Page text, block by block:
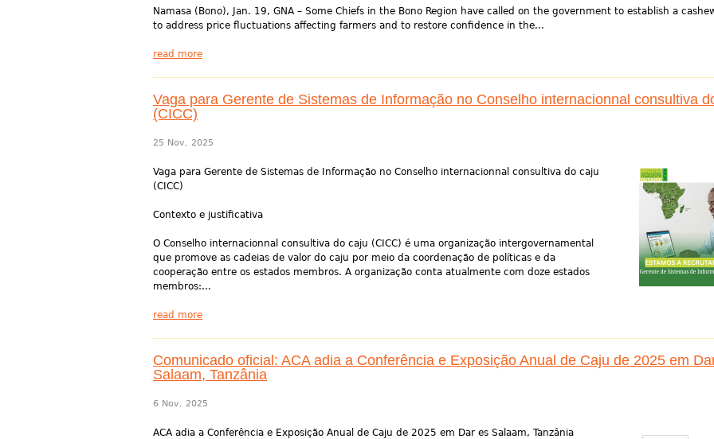
Namasa (Bono), Jan. 19, GNA – Some Chiefs in the Bono Region have called on the government to establish a
to address price fluctuations affecting farmers and to restore confidence in the...
read more
Vaga para Gerente de Sistemas de Informação no Conselho internacionnal consultiva
(CICC)
25 Nov, 2025
Vaga para Gerente de Sistemas de Informação no Conselho internacionnal consultiva do caju
(CICC)
Contexto e justificativa
O Conselho internacionnal consultiva do caju (CICC) é uma organização intergovernamental
que promove as cadeias de valor do caju por meio da coordenação de políticas e da
cooperação entre os estados membros. A organização conta atualmente com doze estados
membros:...
read more
Comunicado oficial: ACA adia a Conferência e Exposição Anual de Caju de 2025 em
Salaam, Tanzânia
6 Nov, 2025
ACA adia a Conferência e Exposição Anual de Caju de 2025 em Dar es Salaam, Tanzânia